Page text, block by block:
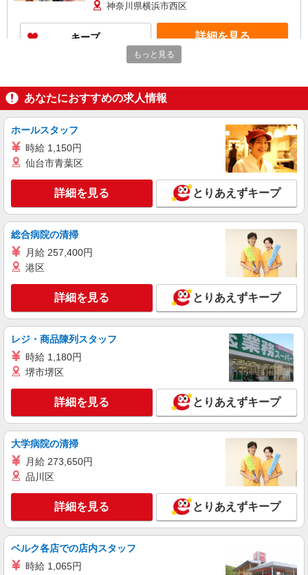
神奈川県横浜市西区
キープ 詳細を見る
保育士（要資格） ◆保育園、学童施設、企業
内保育室など多数あり
時給1,400〜1,600円＋交通費 ※給与幅は経
◆交通費：別途全額支給 ※当社規定あり
駅」 ◆横浜市営地下鉄ブルーライン「高島町駅」
◆京急本線「戸部駅」 ★その他、近隣に多数勤務
地あります！
キープ 詳細を見る
派遣社員
株式会社トラストグロース 新宿本社 第2営業部
時給：1700円〜1900円 ※資格や経験などによ
る
神奈川県横浜市中区
キープ 詳細を見る
派遣社員
保育士
時給：1500円〜1600円 ※経験・資格により異
なる
詳細を見る
株式会社トラストグロース 新宿本社 第2営業部
保育園での保育士
時給：1300円〜1400円 ※資格や経験などによ
もっと見る
あなたにおすすめの求人情報
ホールスタッフ
時給 1,150円
仙台市青葉区
詳細を見る とりあえずキープ
総合病院の清掃
月給 257,400円
港区
詳細を見る とりあえずキープ
レジ・商品陳列スタッフ
時給 1,180円
堺市堺区
詳細を見る とりあえずキープ
大学病院の清掃
月給 273,650円
品川区
詳細を見る とりあえずキープ
ベルク各店での店内スタッフ
時給 1,065円